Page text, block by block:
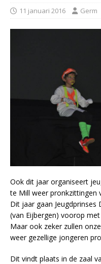
11 januari 2016 Germ
Ook dit jaar organiseert
te Mill weer pronkzittingen
Dit jaar gaan Jeugdprinses
(van Eijbergen) voorop
Maar ook zeker zullen
weer gezellige jongeren
Dit vindt plaats in de zaal